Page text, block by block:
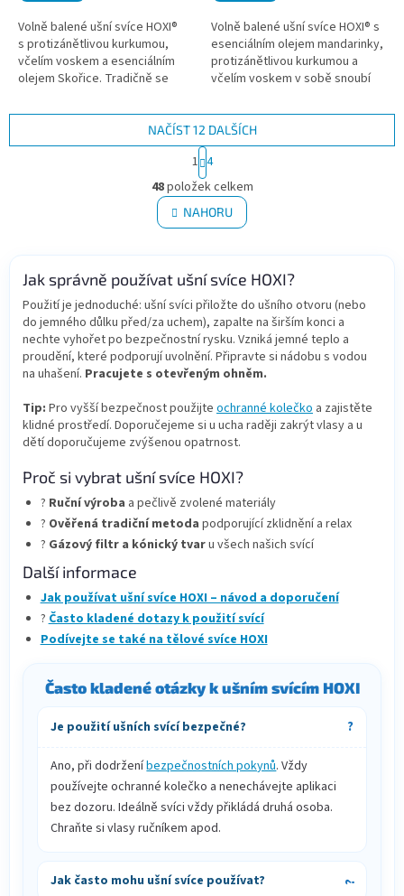
Volně balené ušní svíce HOXI®
s protizánětlivou kurkumou,
včelím voskem a esenciálním
olejem Skořice. Tradičně se
relaxaci. Mohou se používat k...
Volně balené ušní svíce HOXI® s
esenciálním olejem mandarinky,
protizánětlivou kurkumou a
včelím voskem v sobě snoubí
přírodních látek. Ušní svíce...
O
v
l
á
c
í
p
r
v
k
y
v
ý
p
i
s
u
NAČÍST 12 DALŠÍCH
S
t
r
á
n
k
v
á
n
í
1 4
48položek celkem
NAHORU
Jak správně používat ušní svíce HOXI?
Použití je jednoduché: ušní svíci přiložte do ušního otvoru (nebo
do jemného důlku před/za uchem), zapalte na širším konci a
nechte vyhořet po bezpečnostní rysku. Vzniká jemné teplo a
proudění, které podporují uvolnění. Připravte si nádobu s vodou
na uhašení. Pracujete s otevřeným ohněm.
Tip: Pro vyšší bezpečnost použijte ochranné kolečko a zajistěte
klidné prostředí. Doporučejeme si u ucha raději zakrýt vlasy a u
dětí doporučujeme zvýšenou opatrnost.
Proč si vybrat ušní svíce HOXI?
? Ruční výroba a pečlivě zvolené materiály
? Ověřená tradiční metoda podporující zklidnění a relax
? Gázový filtr a kónický tvaru všech našich svící
Další informace
Jak používat ušní svíce HOXI – návod a doporučení
? Často kladené dotazy k použití svící
Podívejte se také na tělové svíce HOXI
Často kladené otázky k ušním svícím HOXI
Je použití ušních svící bezpečné?
Ano, při dodrženíbezpečnostních pokynů. Vždy
používejte ochranné kolečko a nenechávejte aplikaci
bez dozoru. Ideálně svíci vždy přikládá druhá osoba.
Chraňte si vlasy ručníkem apod.
Jak často mohu ušní svíce používat?